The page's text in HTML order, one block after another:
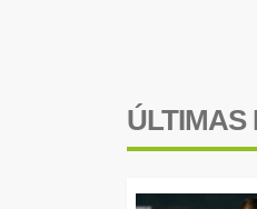
ÚLTIMAS